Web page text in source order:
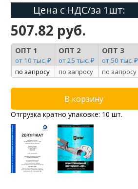
Цена с НДС/за 1шт:
507.82 руб.
ОПТ 1
от 10 тыс. ₽
ОПТ 2
от 25 тыс. ₽
ОПТ 3
от 50 тыс. ₽
по запросу
по запросу по запросу
Отгрузка кратно упаковке: 10 шт.